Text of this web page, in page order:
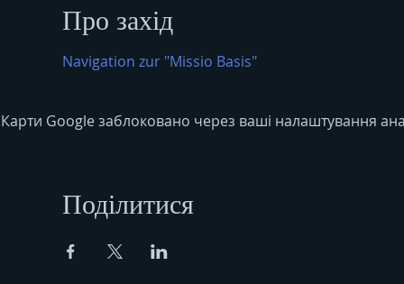
Про захід
Navigation zur "Missio Basis"
Карти Google заблоковано через ваші налаштування
Поділитися